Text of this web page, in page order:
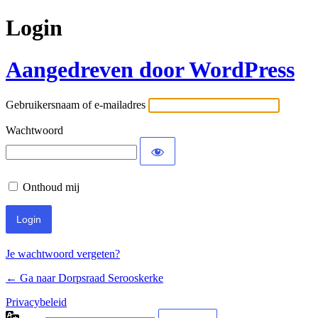
Login
Aangedreven door WordPress
Gebruikersnaam of e-mailadres
Wachtwoord
Onthoud mij
Je wachtwoord vergeten?
← Ga naar Dorpsraad Serooskerke
Privacybeleid